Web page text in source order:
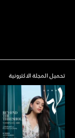
تحميل المجلة الاكترونية